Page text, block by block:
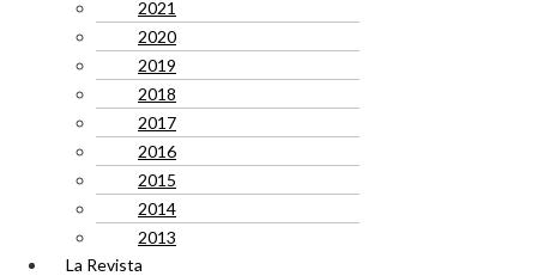
2021
2020
2019
2018
2017
2016
2015
2014
2013
La Revista